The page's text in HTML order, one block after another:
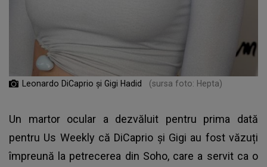
Leonardo DiCaprio și Gigi Hadid (sursa foto: Hepta)
Un martor ocular a dezvăluit pentru prima dată
pentru Us Weekly că DiCaprio și Gigi au fost văzuți
împreună la petrecerea din Soho, care a servit ca o